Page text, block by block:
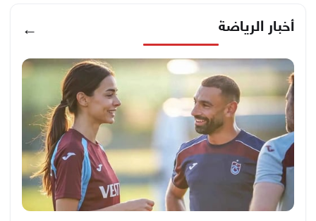
أخبار الرياضة ←